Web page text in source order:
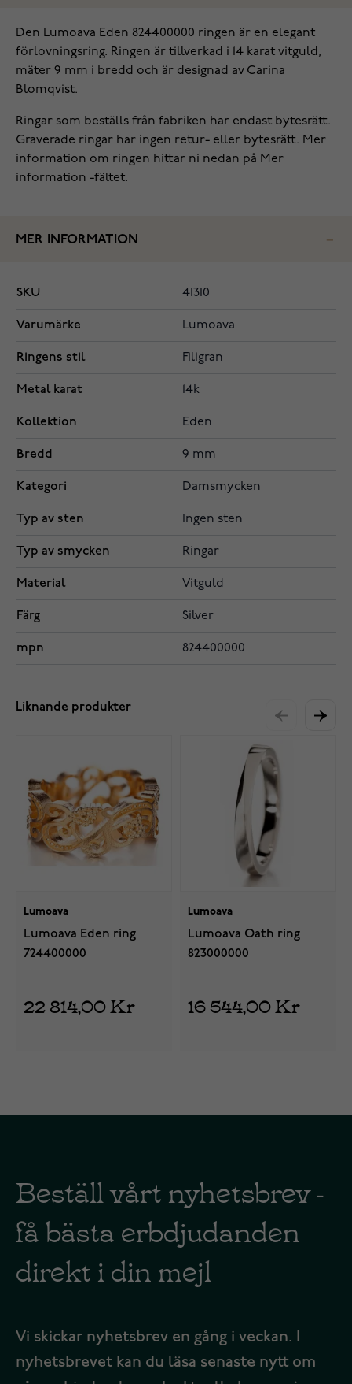
Den Lumoava Eden 824400000 ringen är en elegant
förlovningsring. Ringen är tillverkad i 14 karat vitguld,
mäter 9 mm i bredd och är designad av Carina
Blomqvist.
Ringar som beställs från fabriken har endast bytesrätt.
Graverade ringar har ingen retur- eller bytesrätt. Mer
information om ringen hittar ni nedan på Mer
information -fältet.
MER INFORMATION
SKU 41310
Varumärke Lumoava
Ringens stil Filigran
Metal karat 14k
Kollektion Eden
Bredd 9 mm
Kategori Damsmycken
Typ av sten Ingen sten
Typ av smycken Ringar
Material Vitguld
Färg Silver
mpn 824400000
Liknande produkter
Lumoava
Lumoava Eden ring
724400000
22 814,00 Kr
Lumoava
Lumoava Oath ring
823000000
16 544,00 Kr
Beställ vårt nyhetsbrev -
få bästa erbdjudanden
direkt i din mejl
Vi skickar nyhetsbrev en gång i veckan. I
nyhetsbrevet kan du läsa senaste nytt om